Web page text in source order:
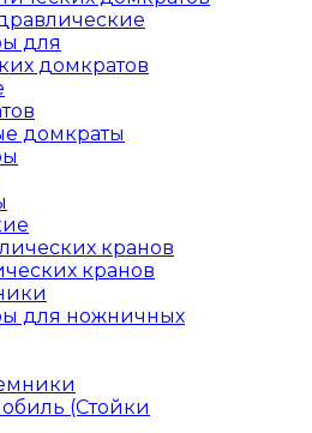
для
домкратов
домкраты
кранов
кранов
для ножничных
(Стойки